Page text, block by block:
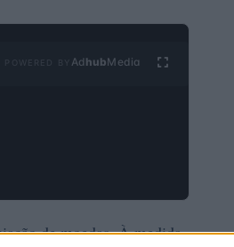
Ad hubMedia
de moedas. À medida